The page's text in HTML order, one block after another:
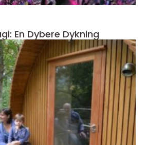
En Dybere Dykning